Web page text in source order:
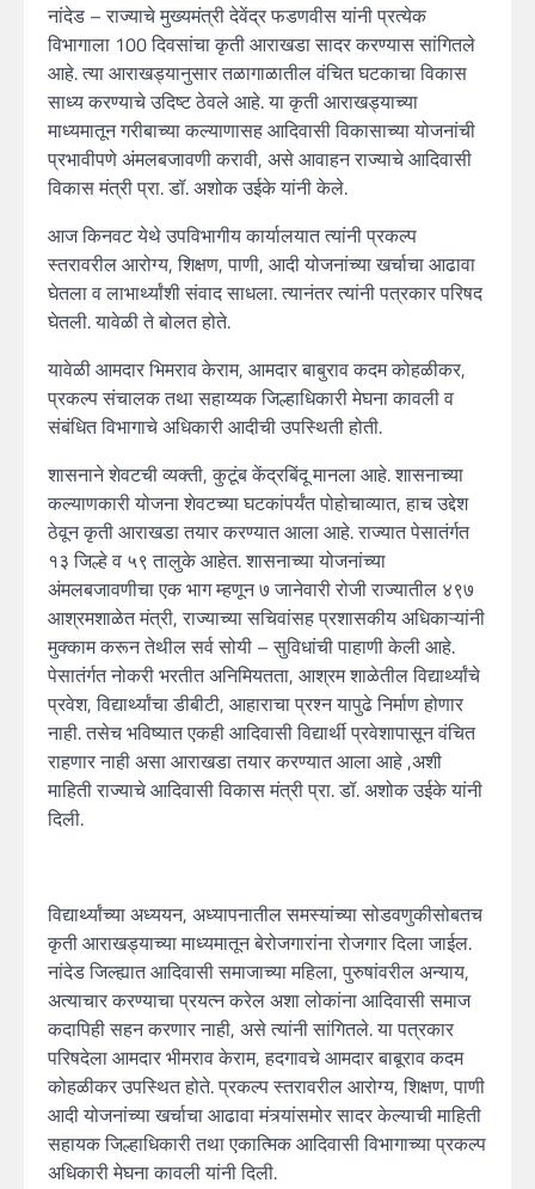
नांदेड – राज्याचे मुख्यमंत्री देवेंद्र फडणवीस यांनी प्रत्येक
विभागाला 100 दिवसांचा कृती आराखडा सादर करण्यास सांगितले
आहे. त्या आराखड्यानुसार तळागाळातील वंचित घटकाचा विकास
साध्य करण्याचे उदिष्ट ठेवले आहे. या कृती आराखड्याच्या
माध्यमातून गरीबाच्या कल्याणासह आदिवासी विकासाच्या योजनांची
प्रभावीपणे अंमलबजावणी करावी, असे आवाहन राज्याचे आदिवासी
विकास मंत्री प्रा. डॉ. अशोक उईके यांनी केले.
आज किनवट येथे उपविभागीय कार्यालयात त्यांनी प्रकल्प
स्तरावरील आरोग्य, शिक्षण, पाणी, आदी योजनांच्या खर्चाचा आढावा
घेतला व लाभार्थ्यांशी संवाद साधला. त्यानंतर त्यांनी पत्रकार परिषद
घेतली. यावेळी ते बोलत होते.
यावेळी आमदार भिमराव केराम, आमदार बाबुराव कदम कोहळीकर,
प्रकल्प संचालक तथा सहाय्यक जिल्हाधिकारी मेघना कावली व
संबंधित विभागाचे अधिकारी आदीची उपस्थिती होती.
शासनाने शेवटची व्यक्ती, कुटूंब केंद्रबिंदू मानला आहे. शासनाच्या
कल्याणकारी योजना शेवटच्या घटकांपर्यंत पोहोचाव्यात, हाच उद्देश
ठेवून कृती आराखडा तयार करण्यात आला आहे. राज्यात पेसातंर्गत
१३ जिल्हे व ५९ तालुके आहेत. शासनाच्या योजनांच्या
अंमलबजावणीचा एक भाग म्हणून ७ जानेवारी रोजी राज्यातील ४९७
आश्रमशाळेत मंत्री, राज्याच्या सचिवांसह प्रशासकीय अधिकाऱ्यांनी
मुक्काम करून तेथील सर्व सोयी – सुविधांची पाहाणी केली आहे.
पेसातंर्गत नोकरी भरतीत अनिमियतता, आश्रम शाळेतील विद्यार्थ्यांचे
प्रवेश, विद्यार्थ्यांचा डीबीटी, आहाराचा प्रश्न यापुढे निर्माण होणार
नाही. तसेच भविष्यात एकही आदिवासी विद्यार्थी प्रवेशापासून वंचित
राहणार नाही असा आराखडा तयार करण्यात आला आहे ,अशी
माहिती राज्याचे आदिवासी विकास मंत्री प्रा. डॉ. अशोक उईके यांनी
दिली.
विद्यार्थ्यांच्या अध्ययन, अध्यापनातील समस्यांच्या सोडवणुकीसोबतच
कृती आराखड्याच्या माध्यमातून बेरोजगारांना रोजगार दिला जाईल.
नांदेड जिल्ह्यात आदिवासी समाजाच्या महिला, पुरुषांवरील अन्याय,
अत्याचार करण्याचा प्रयत्न करेल अशा लोकांना आदिवासी समाज
कदापिही सहन करणार नाही, असे त्यांनी सांगितले. या पत्रकार
परिषदेला आमदार भीमराव केराम, हदगावचे आमदार बाबूराव कदम
कोहळीकर उपस्थित होते. प्रकल्प स्तरावरील आरोग्य, शिक्षण, पाणी
आदी योजनांच्या खर्चाचा आढावा मंत्र्यांसमोर सादर केल्याची माहिती
सहायक जिल्हाधिकारी तथा एकात्मिक आदिवासी विभागाच्या प्रकल्प
अधिकारी मेघना कावली यांनी दिली.